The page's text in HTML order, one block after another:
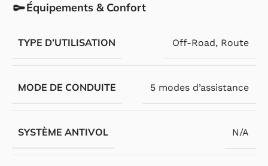
Équipements & Confort
TYPE D’UTILISATION Off-Road, Route
MODE DE CONDUITE 5 modes d’assistance
SYSTÈME ANTIVOL N/A